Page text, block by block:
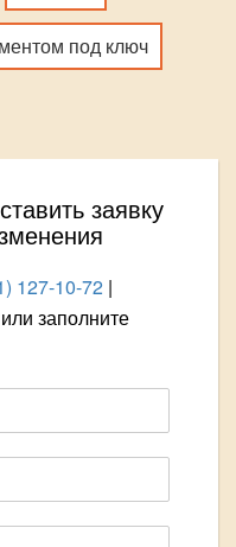
под ключ
заявку
127-10-72 |
или заполните